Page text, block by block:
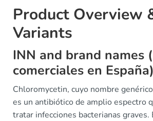
Product Overview
Variants
INN and brand names
comerciales en España)
Chloromycetin, cuyo nombre
es un antibiótico de amplio espectro
tratar infecciones bacterianas graves.